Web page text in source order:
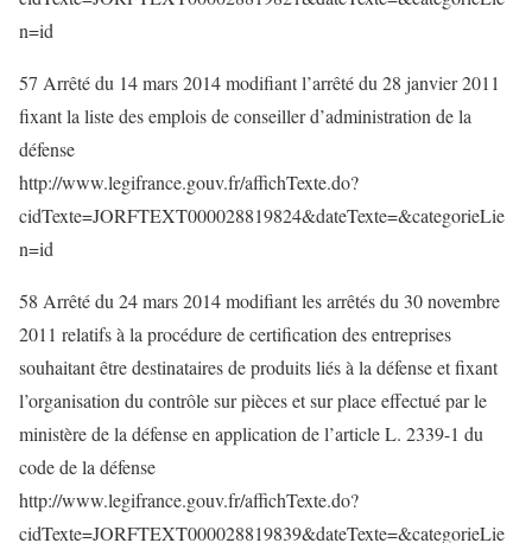
n=id
57 Arrêté du 14 mars 2014 modifiant l’arrêté du 28 janvier 2011
fixant la liste des emplois de conseiller d’administration de la
défense
http://www.legifrance.gouv.fr/affichTexte.do?
cidTexte=JORFTEXT000028819824&dateTexte=&categorieLie
n=id
58 Arrêté du 24 mars 2014 modifiant les arrêtés du 30 novembre
2011 relatifs à la procédure de certification des entreprises
souhaitant être destinataires de produits liés à la défense et fixant
l’organisation du contrôle sur pièces et sur place effectué par le
ministère de la défense en application de l’article L. 2339-1 du
code de la défense
http://www.legifrance.gouv.fr/affichTexte.do?
cidTexte=JORFTEXT000028819839&dateTexte=&categorieLie